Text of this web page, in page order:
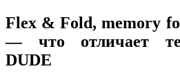
Flex & Fold, memory
— что отличает
DUDE